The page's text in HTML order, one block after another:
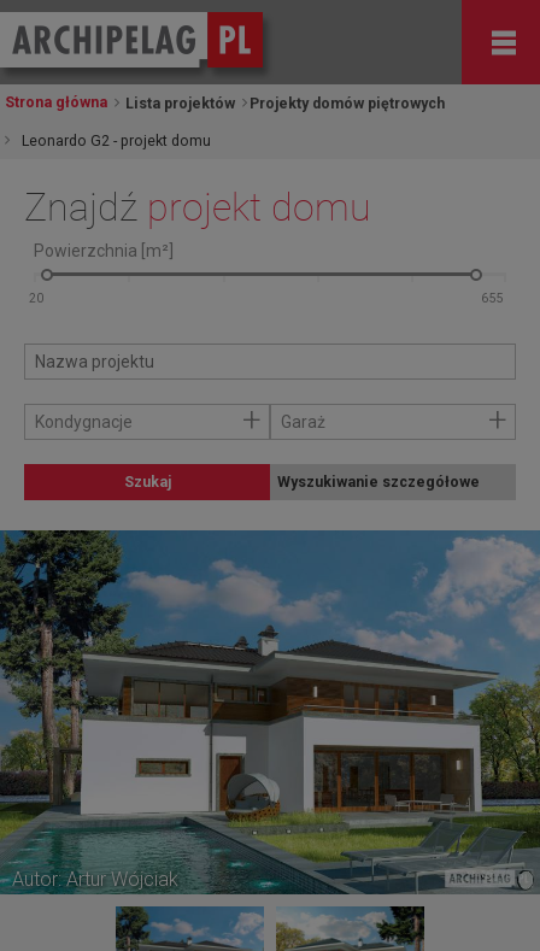
Strona główna Lista projektów Projekty domów piętrowych
Leonardo G2 - projekt domu
Znajdź projekt domu
Powierzchnia [m²]
Kondygnacje + Garaż +
Szukaj Wyszukiwanie szczegółowe
Autor: Artur Wójciak